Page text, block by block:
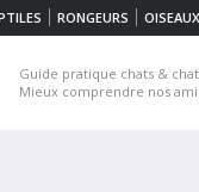
RONGEURS OISEAUX
Guide pratique chats &
Mieux comprendre nos